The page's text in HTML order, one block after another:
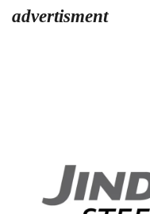
advertisment